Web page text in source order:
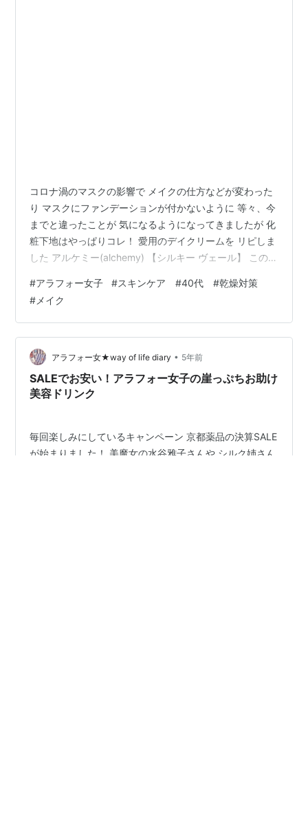
コロナ渦のマスクの影響で メイクの仕方などが変わった
り マスクにファンデーションが付かないように 等々、今
までと違ったことが 気になるようになってきましたが 化
粧下地はやっぱりコレ！ 愛用のデイクリームを リピしま
した アルケミー(alchemy) 【シルキー ヴェール】 このデ
には乾燥対策だけならず 過剰な皮脂分泌も抑えてくれる
んです べたつかないでスーッと肌に馴染むのに しっかり
潤う！ 乾燥肌バリ子も納得です 酵母発酵エキスが肌にハ
リを与えてくれ マスクをしていてもメイクがヨレない♪
アルケミー(alchemy)の押しポイント…
#アラフォー女子 #スキンケア #40代 #乾燥対策
# メイク
アラフォー女★way of life diary • 5年前
SALEでお安い！アラフォー女子の崖っぷちお助け
美容ドリンク